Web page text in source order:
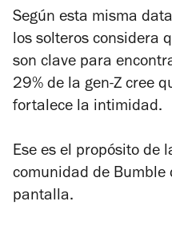
Según esta misma
los solteros considera
son clave para
29% de la gen-Z cree
fortalece la intimidad.
Ese es el propósito de
comunidad de Bumble
pantalla.